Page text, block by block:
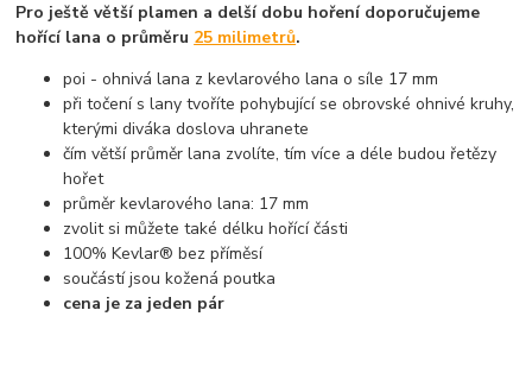
Pro ještě větší plamen a delší dobu hoření doporučujeme
hořící lana o průměru 25 milimetrů.
poi - ohnivá lana z kevlarového lana o síle 17 mm
při točení s lany tvoříte pohybující se obrovské ohnivé kruhy,
kterými diváka doslova uhranete
čím větší průměr lana zvolíte, tím více a déle budou řetězy
hořet
průměr kevlarového lana: 17 mm
zvolit si můžete také délku hořící části
100% Kevlar® bez příměsí
součástí jsou kožená poutka
cena je za jeden pár